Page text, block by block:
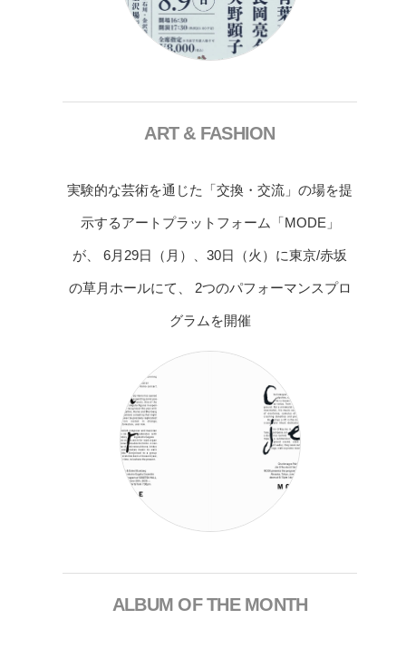
ART & FASHION
実験的な芸術を通じた「交換・交流」の場を提
示するアートプラットフォーム「MODE」
が、 6月29日（月）、30日（火）に東京/赤坂
の草月ホールにて、 2つのパフォーマンスプロ
グラムを開催
ALBUM OF THE MONTH